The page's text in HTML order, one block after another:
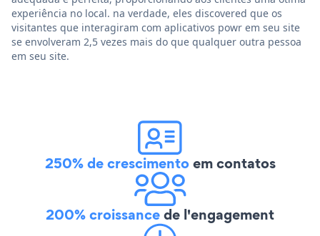
experiência no local. na verdade, eles discovered que os
visitantes que interagiram com aplicativos powr em seu site
se envolveram 2,5 vezes mais do que qualquer outra pessoa
em seu site.
250% de crescimentoem contatos
200% croissancede l'engagement